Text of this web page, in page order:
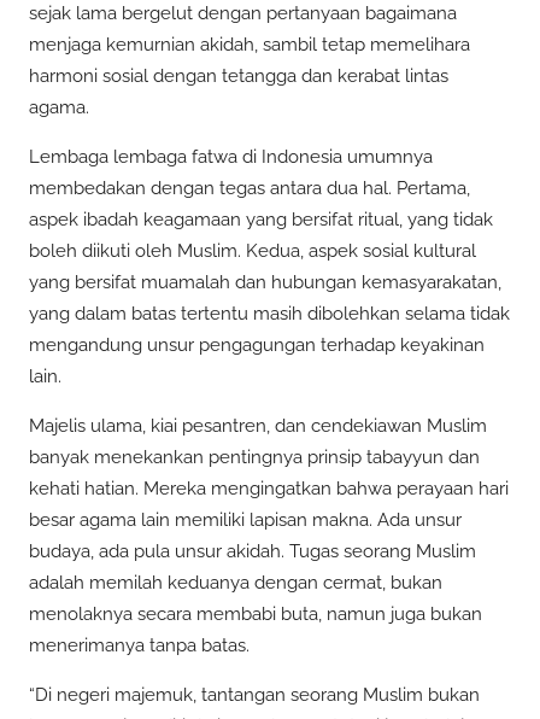
sejak lama bergelut dengan pertanyaan bagaimana
menjaga kemurnian akidah, sambil tetap memelihara
harmoni sosial dengan tetangga dan kerabat lintas
agama.
Lembaga lembaga fatwa di Indonesia umumnya
membedakan dengan tegas antara dua hal. Pertama,
aspek ibadah keagamaan yang bersifat ritual, yang tidak
boleh diikuti oleh Muslim. Kedua, aspek sosial kultural
yang bersifat muamalah dan hubungan kemasyarakatan,
yang dalam batas tertentu masih dibolehkan selama tidak
mengandung unsur pengagungan terhadap keyakinan
lain.
Majelis ulama, kiai pesantren, dan cendekiawan Muslim
banyak menekankan pentingnya prinsip tabayyun dan
kehati hatian. Mereka mengingatkan bahwa perayaan hari
besar agama lain memiliki lapisan makna. Ada unsur
budaya, ada pula unsur akidah. Tugas seorang Muslim
adalah memilah keduanya dengan cermat, bukan
menolaknya secara membabi buta, namun juga bukan
menerimanya tanpa batas.
“Di negeri majemuk, tantangan seorang Muslim bukan